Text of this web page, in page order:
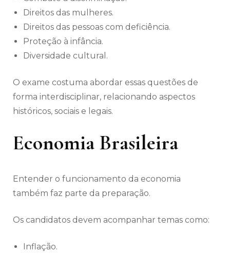
Direitos das mulheres.
Direitos das pessoas com deficiência.
Proteção à infância.
Diversidade cultural.
O exame costuma abordar essas questões de
forma interdisciplinar, relacionando aspectos
históricos, sociais e legais.
Economia Brasileira
Entender o funcionamento da economia
também faz parte da preparação.
Os candidatos devem acompanhar temas como:
Inflação.